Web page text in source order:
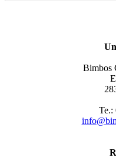
Bimbos
Te.: